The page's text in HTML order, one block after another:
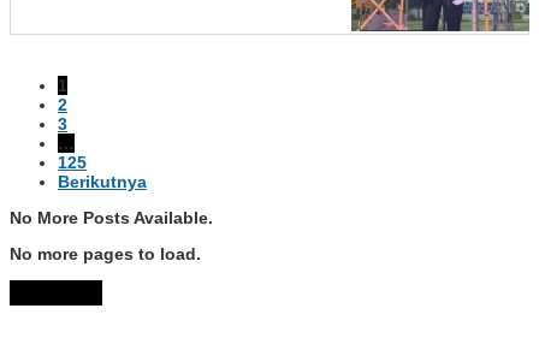
1
2
3
…
125
Berikutnya
No More Posts Available.
No more pages to load.